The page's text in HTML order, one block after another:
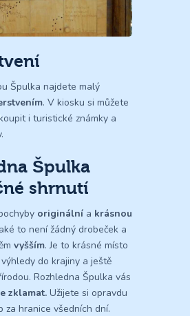
Špulka najdete malý
. V kiosku si můžete
i turistické známky a
Špulka
shrnutí
originální a krásnou
to není žádný drobeček a
vyšším. Je to krásné místo
do krajiny a ještě
Rozhledna Špulka vás
zklamat. Užijete si opravdu
za hranice všedních dní.